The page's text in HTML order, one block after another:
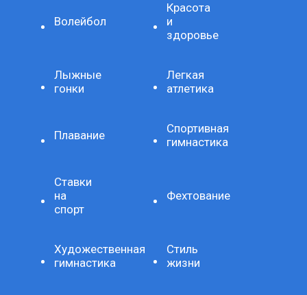
Волейбол
Красота
и
здоровье
Лыжные
гонки
Легкая
атлетика
Плавание
Спортивная
гимнастика
Ставки
на
спорт
Фехтование
Художественная
гимнастика
Стиль
жизни